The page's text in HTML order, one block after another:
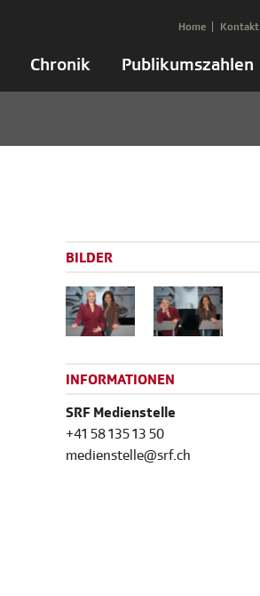
Chronik Publikumszahlen
Home Kontakt
BILDER
INFORMATIONEN
SRF Medienstelle
+41 58 135 13 50
medienstelle@srf.ch